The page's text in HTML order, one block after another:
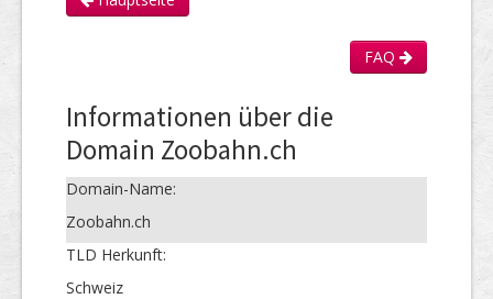
FAQ
Informationen über die
Domain Zoobahn.ch
Domain-Name:
Zoobahn.ch
TLD Herkunft:
Schweiz